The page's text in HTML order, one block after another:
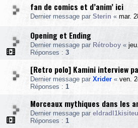
fan de comics et d’anim’ ici
Dernier message par Sterin « mar.
Opening et Ending
Dernier message par Rétroboy «
Réponses : 3
[Retro polo] Kamini interview
Dernier message par Xrider « ven.
Réponses : 1
Morceaux mythiques dans les
Dernier message par
Réponses : 1